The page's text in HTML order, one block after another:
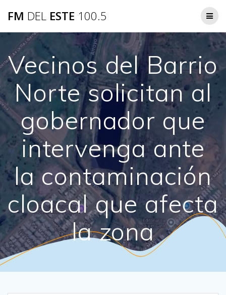
FM DEL ESTE 100.5
Vecinos del Barrio
Norte solicitan al
gobernador que
intervenga ante
la contaminación
cloacal que afecta
la zona